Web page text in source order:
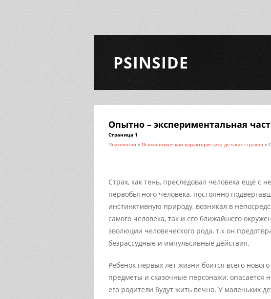
PSINSIDE
Опытно – экспериментальная
Страница 1
Психология » Психологическая характеристика детских страхов »
Страх, как тень, преследовал человека ещё с
первобытного человека, постоянно
инстинктивную природу, возникал в
самого человека, так и его ближайшего
эволюции человеческого рода, т.к он
безрассудные и импульсивные действия.
Ребёнок первых лет жизни боится всего
предметы и сказочные персонажи, опасается
его родители будут жить вечно. У маленьких